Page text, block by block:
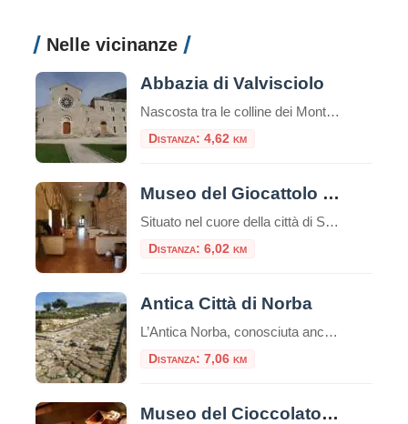
Nelle vicinanze
Abbazia di Valvisciolo
Nascosta tra le colline dei Monti Lepini, a pochi chilometri dal borgo medievale di Sermoneta, sorge l’Abbazia di Valvisciolo, un autentico gioiello di architettura cistercense e un luogo di grande fascino spirituale e storico. Fondata nel XII secolo, questa abbazia è un esempio perfetto dello stile sobrio ed essenziale tipico dei monaci cistercensi, che cercavano […]
Distanza: 4,62 km
Museo del Giocattolo Ludus di Sezze
Situato nel cuore della città di Sezze, il Museo del Giocattolo è una tappa obbligata per famiglie. I musei sono spesso considerati luoghi di conservazione del passato, dove antiche opere d’arte e reperti storici sono esposti per la posterità. Tuttavia, ci sono musei che vanno oltre questa concezione tradizionale e ci immergono in mondi fantastici […]
Distanza: 6,02 km
Antica Città di Norba
L’Antica Norba, conosciuta anche come “Norba Caesarina” o “Nurfa”, è stata un’antica città romana situata nell’odierna regione del Lazio.Fondata durante il IV secolo a.C., Norba occupava una posizione strategica sulle pendici dei Monti Lepini, a breve distanza dall’attuale città di Norma.L’attuale parco archeologico offre la rara possibilità di visitare una città di epoca repubblicana pressoché […]
Distanza: 7,06 km
Museo del Cioccolato di Norma